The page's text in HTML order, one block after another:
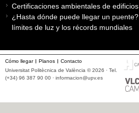
Certificaciones ambientales de
¿Hasta dónde puede llegar un
límites de luz y los récords mundiales
Cómo llegar Planos
Contacto
Universitat Politècnica de València © 2026 · Tel.
(+34) 96 387 90 00 · informacion@upv.es